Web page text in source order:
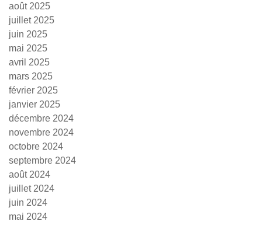
août 2025
juillet 2025
juin 2025
mai 2025
avril 2025
mars 2025
février 2025
janvier 2025
décembre 2024
novembre 2024
octobre 2024
septembre 2024
août 2024
juillet 2024
juin 2024
mai 2024